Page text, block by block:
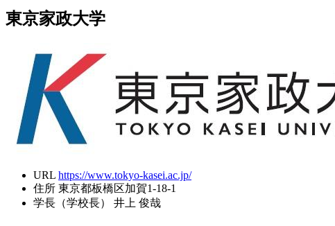
東京家政大学
URL https://www.tokyo-kasei.ac.jp/
住所 東京都板橋区加賀1-18-1
学長（学校長）
井上 俊哉